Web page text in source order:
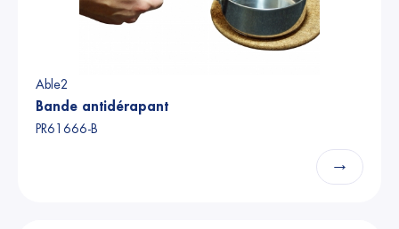
Able2
Bande antidérapant
PR61666-B
→